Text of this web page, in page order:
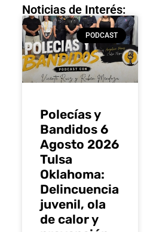
Noticias de Interés:
PODCAST
Polecías y
Bandidos 6
Agosto 2026
Tulsa
Oklahoma:
Delincuencia
juvenil, ola
de calor y